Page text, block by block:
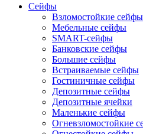
Сейфы
Взломостойкие сейфы
Мебельные сейфы
SMART-сейфы
Банковские сейфы
Большие сейфы
Встраиваемые сейфы
Гостиничные сейфы
Депозитные сейфы
Депозитные ячейки
Маленькие сейфы
Огневзломостойкие